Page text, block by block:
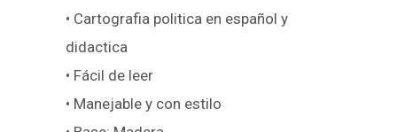
• Cartografia politica en español y
didactica
• Fácil de leer
• Manejable y con estilo